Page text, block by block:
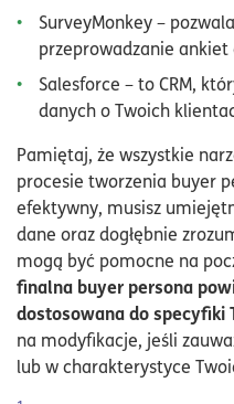
SurveyMonkey –
przeprowadzanie ankiet
Salesforce – to CRM,
danych o Twoich
Pamiętaj, że wszystkie
procesie tworzenia buyer
efektywny, musisz
dane oraz dogłębnie
mogą być pomocne na
finalna buyer persona
dostosowana do specyfiki
na modyfikacje, jeśli
lub w charakterystyce